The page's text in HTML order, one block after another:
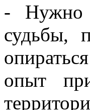
- Нужно
судьбы,
опыт